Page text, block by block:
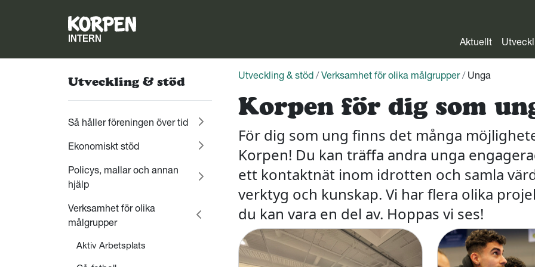
Aktuellt
Utveckling & stöd
Så håller föreningen över tid
Ekonomiskt stöd
Policys, mallar och annan
hjälp
Verksamhet för olika
målgrupper
Aktiv Arbetsplats
Utveckling & stöd / Verksamhet för olika målgrupper / Unga
Korpen för dig som
För dig som ung finns det många
Korpen! Du kan träffa andra unga
ett kontaktnät inom idrotten och samla
verktyg och kunskap. Vi har flera olika
du kan vara en del av. Hoppas vi ses!